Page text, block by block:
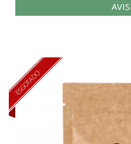
ESGOTADO